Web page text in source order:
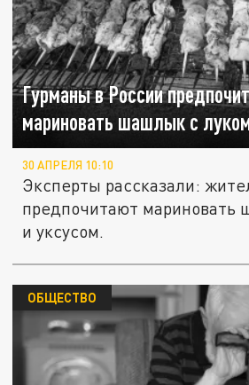
Гурманы в России
мариновать шашлык с
30 АПРЕЛЯ 10:10
Эксперты рассказали:
предпочитают мариновать
и уксусом.
ОБЩЕСТВО